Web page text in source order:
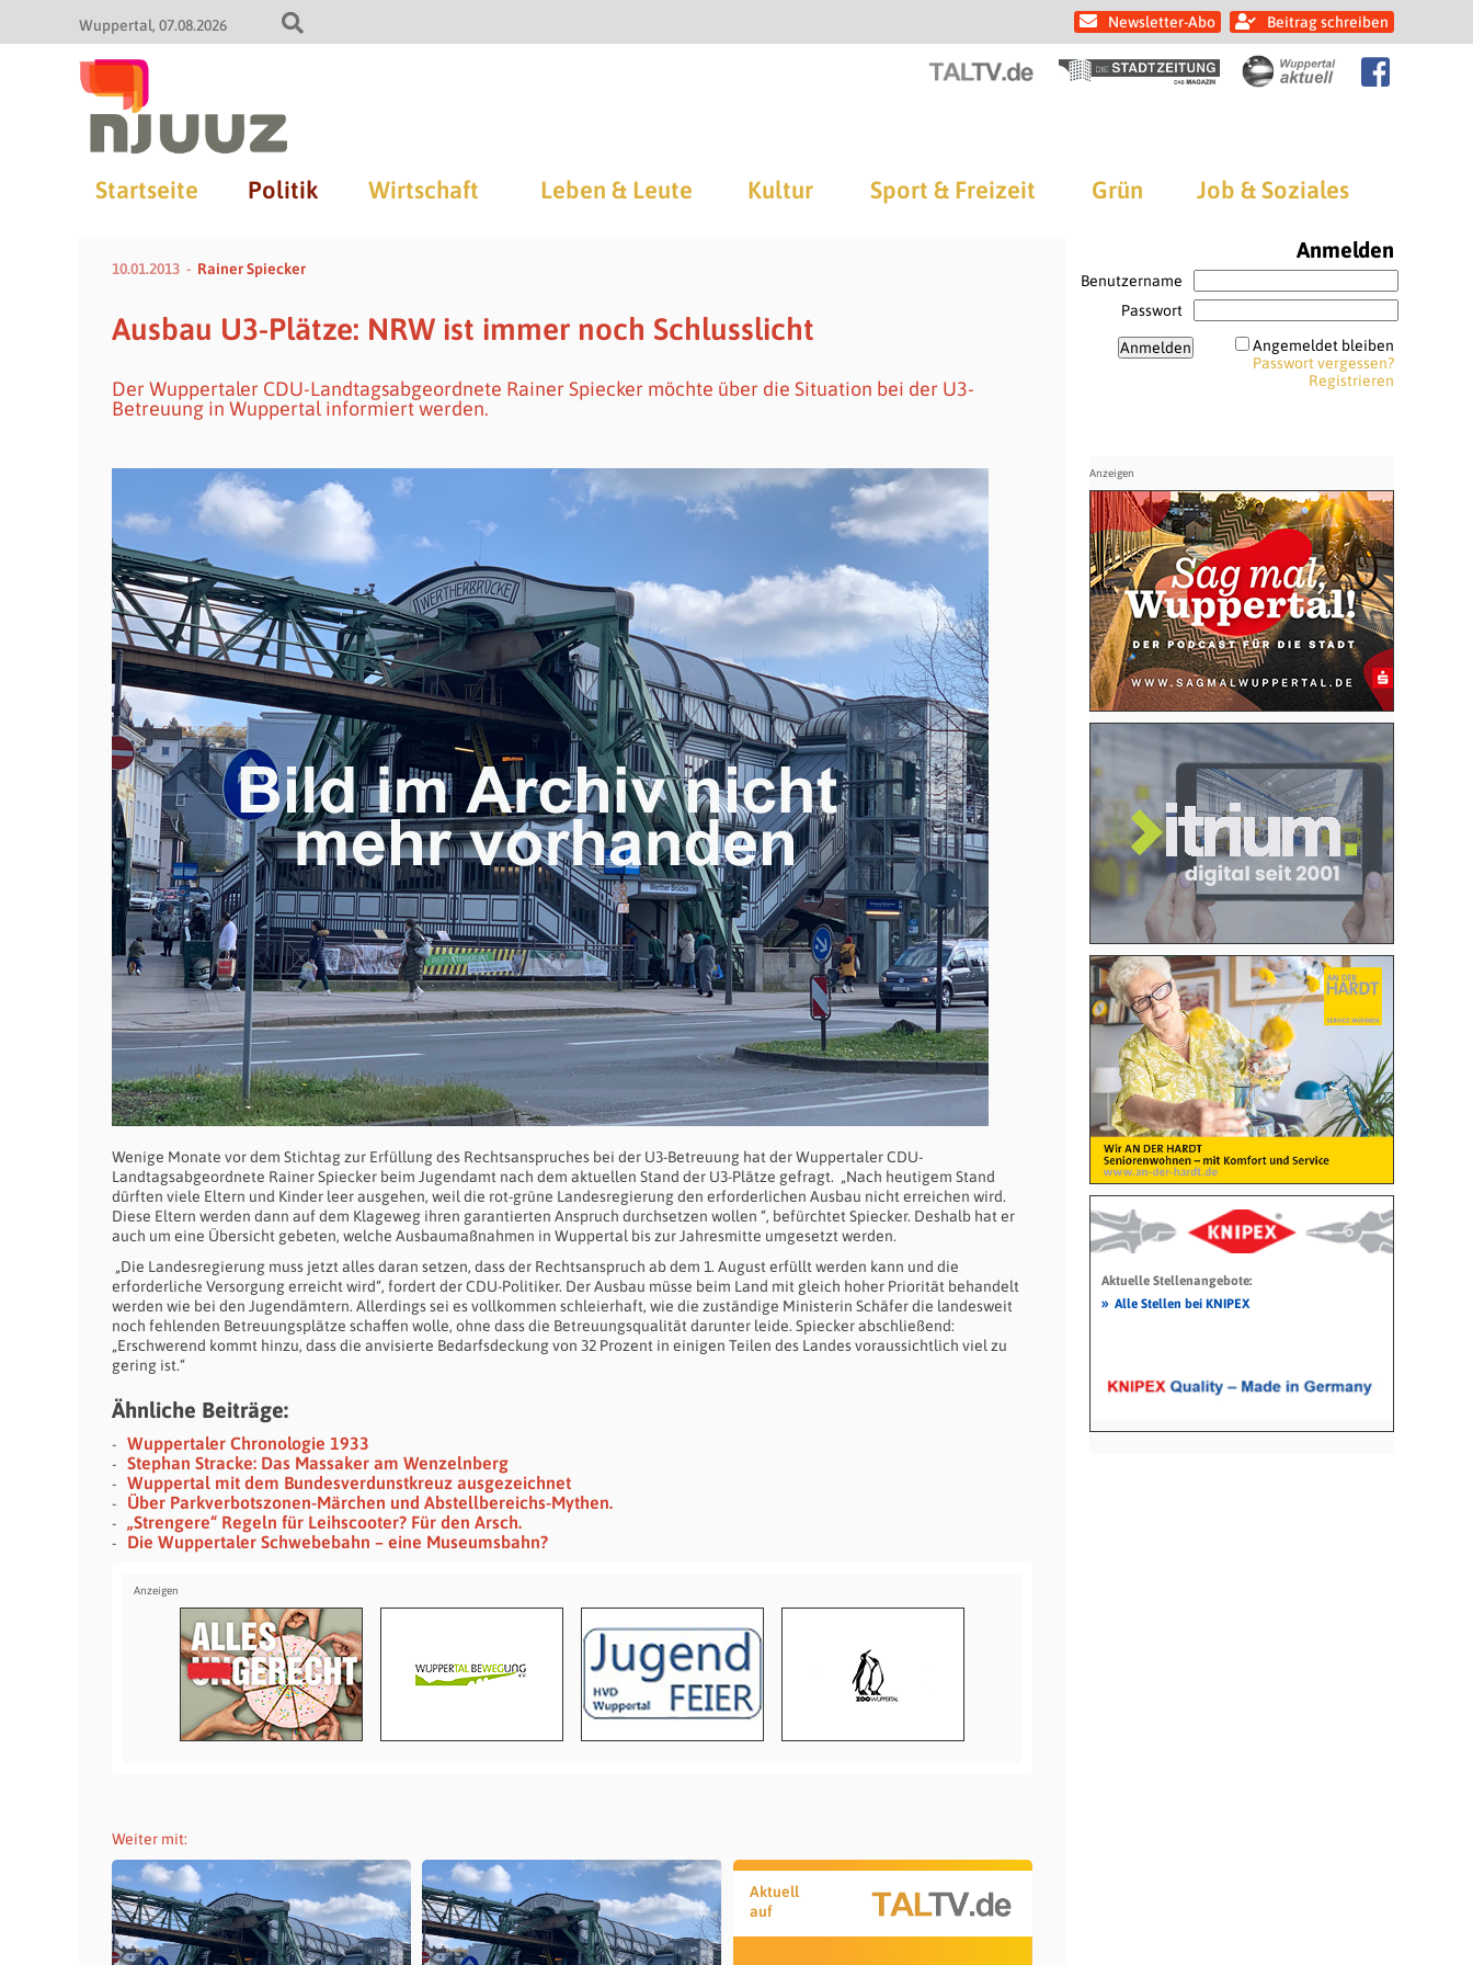
Wuppertal 07.08.2026 Newsletter-Abo Beitrag schreiben
Startseite Politik Wirtschaft Leben & Leute Kultur Sport & Freizeit Grün Job & Soziales
10.01.2013 Rainer Spiecker
Ausbau U3-Plätze: NRW ist immer noch Schlusslicht
Der Wuppertaler CDU-Landtagsabgeordnete Rainer Spiecker möchte über die Situation bei der U3-
Betreuung in Wuppertal informiert werden.
Wenige Monate vor dem Stichtag zur Erfüllung des Rechtsanspruches bei der U3-Betreuung hat der Wuppertaler CDU-
Landtagsabgeordnete Rainer Spiecker beim Jugendamt nach dem aktuellen Stand der U3-Plätze gefragt. „Nach heutigem Stand
dürften viele Eltern und Kinder leer ausgehen, weil die rot-grüne Landesregierung den erforderlichen Ausbau nicht erreichen wird.
Diese Eltern werden dann auf dem Klageweg ihren garantierten Anspruch durchsetzen wollen “, befürchtet Spiecker. Deshalb hat er
auch um eine Übersicht gebeten, welche Ausbaumaßnahmen in Wuppertal bis zur Jahresmitte umgesetzt werden.
„Die Landesregierung muss jetzt alles daran setzen, dass der Rechtsanspruch ab dem 1. August erfüllt werden kann und die
erforderliche Versorgung erreicht wird“, fordert der CDU-Politiker. Der Ausbau müsse beim Land mit gleich hoher Priorität behandelt
werden wie bei den Jugendämtern. Allerdings sei es vollkommen schleierhaft, wie die zuständige Ministerin Schäfer die landesweit
noch fehlenden Betreuungsplätze schaffen wolle, ohne dass die Betreuungsqualität darunter leide. Spiecker abschließend:
„Erschwerend kommt hinzu, dass die anvisierte Bedarfsdeckung von 32 Prozent in einigen Teilen des Landes voraussichtlich viel zu
gering ist.“
Ähnliche Beiträge:
Wuppertaler Chronologie 1933
Stephan Stracke: Das Massaker am Wenzelnberg
Wuppertal mit dem Bundesverdunstkreuz ausgezeichnet
Über Parkverbotszonen-Märchen und Abstellbereichs-Mythen.
„Strengere“ Regeln für Leihscooter? Für den Arsch.
Die Wuppertaler Schwebebahn – eine Museumsbahn?
Weiter mit:
Aktuell
auf
Anmelden
Benutzername
Passwort
Angemeldet bleiben
Passwort vergessen?
Registrieren
Aktuelle Stellenangebote:
» Alle Stellen bei KNIPEX